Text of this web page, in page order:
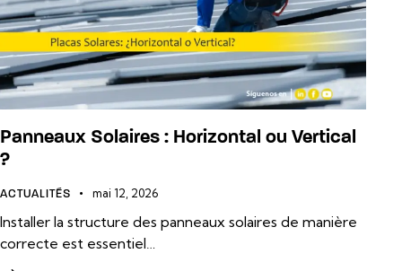
Panneaux Solaires : Horizontal ou Vertical
?
ACTUALITÉS mai 12, 2026
Installer la structure des panneaux solaires de manière
correcte est essentiel…